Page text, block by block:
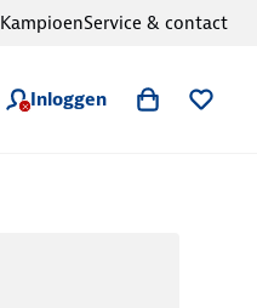
Inloggen
KampioenService & contact